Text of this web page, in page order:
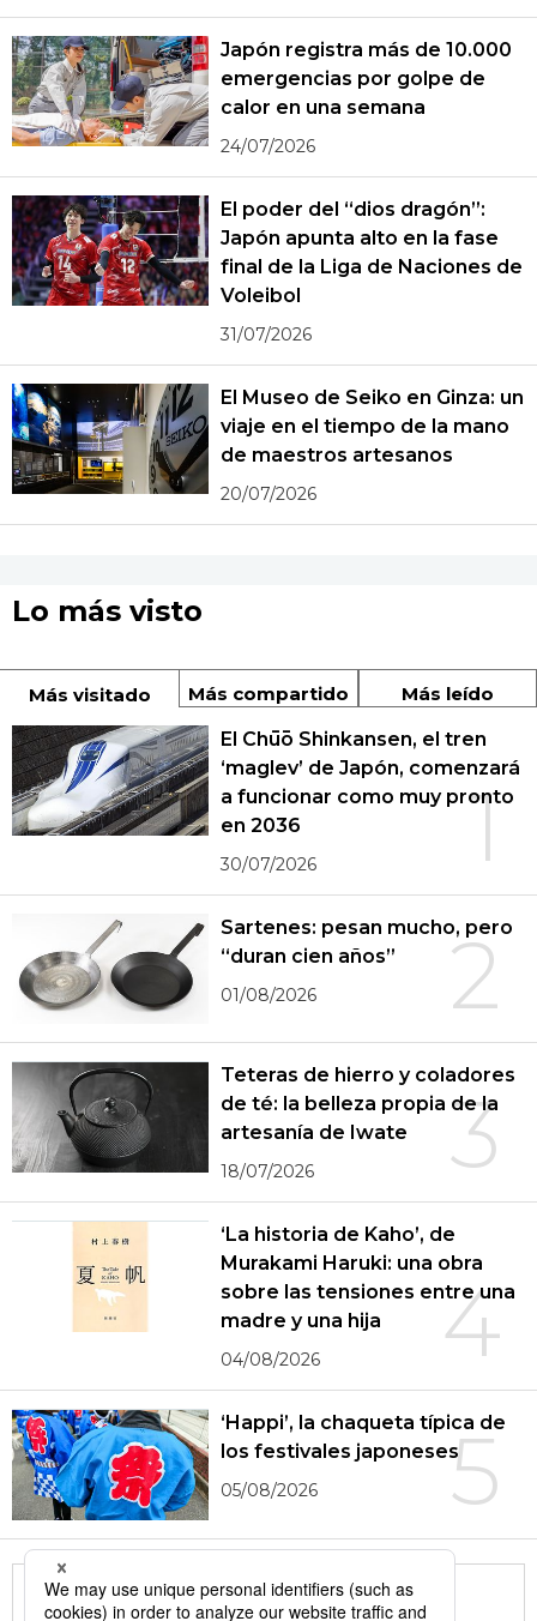
Japón registra más de 10.000
emergencias por golpe de
calor en una semana
24/07/2026
El poder del “dios dragón”:
Japón apunta alto en la fase
final de la Liga de Naciones de
Voleibol
31/07/2026
El Museo de Seiko en Ginza: un
viaje en el tiempo de la mano
de maestros artesanos
20/07/2026
Lo más visto
Más visitado Más compartido Más leído
1
El Chūō Shinkansen, el tren
‘maglev’ de Japón, comenzará
a funcionar como muy pronto
en 2036
30/07/2026
2
Sartenes: pesan mucho, pero
“duran cien años”
01/08/2026
3
Teteras de hierro y coladores
de té: la belleza propia de la
artesanía de Iwate
18/07/2026
4
‘La historia de Kaho’, de
Murakami Haruki: una obra
sobre las tensiones entre una
madre y una hija
04/08/2026
5
‘Happi’, la chaqueta típica de
los festivales japoneses
05/08/2026
More in this series